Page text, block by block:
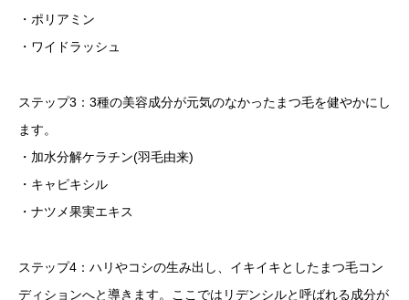
・ポリアミン
・ワイドラッシュ
ステップ3：3種の美容成分が元気のなかったまつ毛を健やかにし
ます。
・加水分解ケラチン(羽毛由来)
・キャピキシル
・ナツメ果実エキス
ステップ4：ハリやコシの生み出し、イキイキとしたまつ毛コン
ディションへと導きます。ここではリデンシルと呼ばれる成分が